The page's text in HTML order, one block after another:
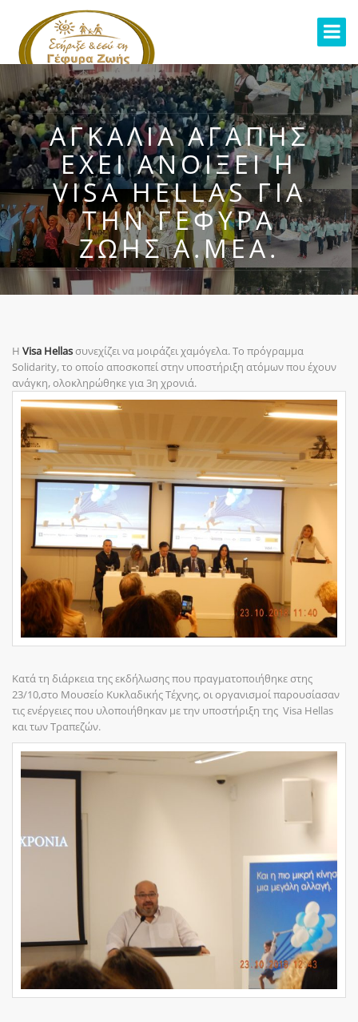
ΑΓΚΑΛΙΆ ΑΓΆΠΗΣ
ΈΧΕΙ ΑΝΟΊΞΕΙ Η
VISA HELLAS ΓΙΑ
ΤΗΝ ΓΈΦΥΡΑ
ΖΩΉΣ Α.ΜΕΑ.
Η Visa Hellasσυνεχίζει να μοιράζει χαμόγελα. Το πρόγραμμα
Solidarity, το οποίο αποσκοπεί στην υποστήριξη ατόμων που έχουν
ανάγκη, ολοκληρώθηκε για 3η χρονιά.
Κατά τη διάρκεια της εκδήλωσης που πραγματοποιήθηκε στης
23/10,στο Μουσείο Κυκλαδικής Τέχνης, οι οργανισμοί παρουσίασαν
τις ενέργειες που υλοποιήθηκαν με την υποστήριξη της Visa Hellas
και των Τραπεζών.